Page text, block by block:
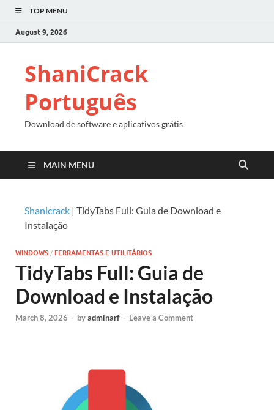
TOP MENU
August 9, 2026
ShaniCrack
Português
Download de software e aplicativos grátis
MAIN MENU
Shanicrack | TidyTabs Full: Guia de Download e
Instalação
WINDOWS / FERRAMENTAS E UTILITÁRIOS
TidyTabs Full: Guia de
Download e Instalação
March 8, 2026 - byadminarf - Leave a Comment